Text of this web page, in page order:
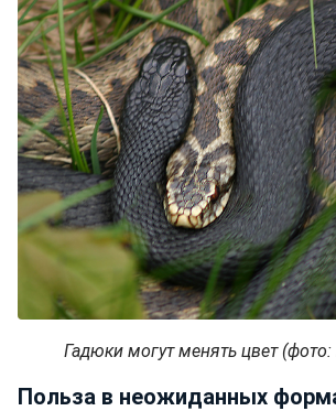
Гадюки могут менять цвет
Польза в неожиданных